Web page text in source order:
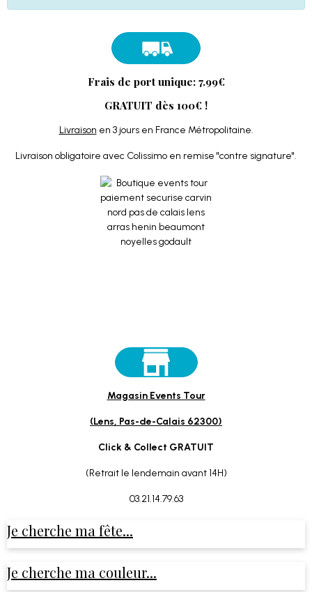
Frais de port unique: 7.99€
GRATUIT dès 100€ !
Livraison en 3 jours en France Métropolitaine.
Livraison obligatoire avec Colissimo en remise "contre signature".
Magasin Events Tour
(Lens, Pas-de-Calais 62300)
Click & Collect GRATUIT
(Retrait le lendemain avant 14H)
03.21.14.79.63
Je cherche ma fête...
Je cherche ma couleur...